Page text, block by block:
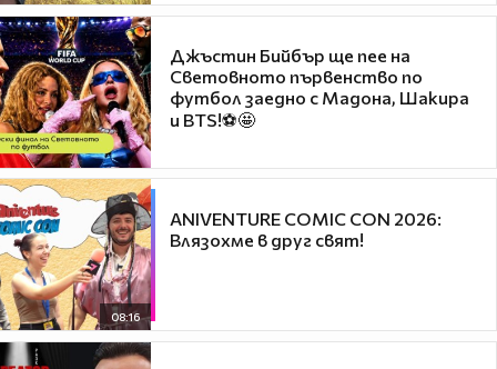
Джъстин Бийбър ще пее на
Световното първенство по
футбол заедно с Мадона, Шакира
и BTS!⚽🤩
08:16
ANIVENTURE COMIC CON 2026:
Влязохме в друг свят!